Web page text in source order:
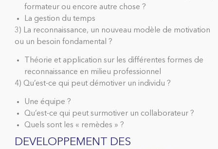
formateur ou encore autre chose ?
La gestion du temps
3) La reconnaissance, un nouveau modèle de motivation
ou un besoin fondamental ?
Théorie et application sur les différentes formes de
reconnaissance en milieu professionnel
4) Qu’est-ce qui peut démotiver un individu ?
Une équipe ?
Qu’est-ce qui peut surmotiver un collaborateur ?
Quels sont les « remèdes » ?
DEVELOPPEMENT DES